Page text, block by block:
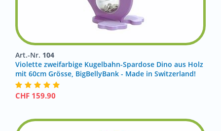
Art.-Nr. 104
Violette zweifarbige Kugelbahn-Spardose Dino aus Holz
mit 60cm Grösse, BigBellyBank - Made in Switzerland!
CHF 159.90